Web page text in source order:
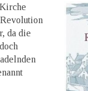
da die